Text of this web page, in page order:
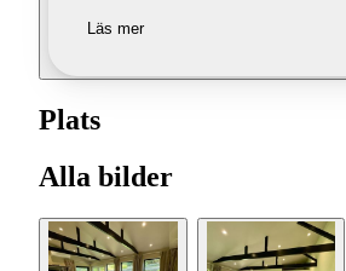
Läs mer
Plats
Alla bilder